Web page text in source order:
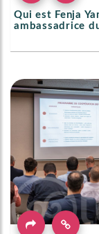
Qui est Fenja
ambassadrice